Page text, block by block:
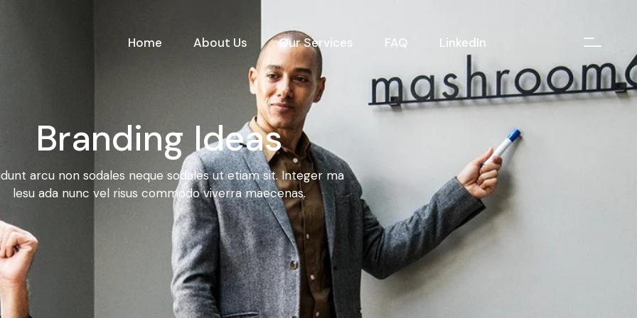
Home About Us Our Services FAQ LinkedIn
Branding Ideas
arcu non sodales neque sodales ut etiam sit. Integer ma
lesu ada nunc vel risus commodo viverra maecenas.